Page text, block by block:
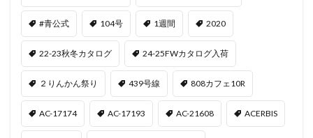
#青公式 104号 1週間 2020
22-23秋冬カタログ 24-25FWカタログ入荷
２りんかん祭り 439号線 808カフェ10R
AC-17174 AC-17193 AC-21608 ACERBIS